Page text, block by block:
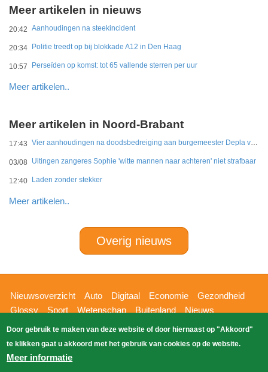
Meer artikelen in nieuws
20:42 Aanhoudingen na steekincident
20:34 Politie treedt op bij blokkade A12 in Den Haag
10:57 Perseïden op komst: tot 65 vallende sterren per uur
Meer artikelen..
Meer artikelen in Noord-Brabant
17:43 Vier aanhoudingen na doodsbedreiging aan burgemeester Depla van Breda
03/08 Uitingen zangeres Sophie 'witte mannen naar achteren' niet strafbaar
12:40 Laden zonder stekker
Meer artikelen..
Overig nieuws
Hoofdnavigatie
Nieuwsoverzicht Auto Digitaal Economie
Gezondheid
Glossy
Sport Wetenschap Buitenland
Nieuws
Bizzpress
Blik op 112 Provincies
Weekoverzicht
Zoeken
Copyright Blik Op Nieuws 2026gehost
Door gebruik te maken van deze website of door hiernaast op "Akkoord"
te klikken gaat u akkoord met het gebruik van cookies op de website.
Meer informatie